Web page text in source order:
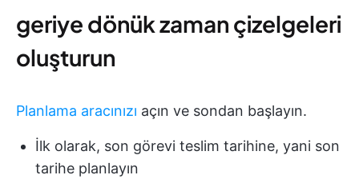
geriye dönük zaman çizelgeleri
oluşturun
Planlama aracınızı açın ve sondan başlayın.
İlk olarak, son görevi teslim tarihine, yani son
tarihe planlayın